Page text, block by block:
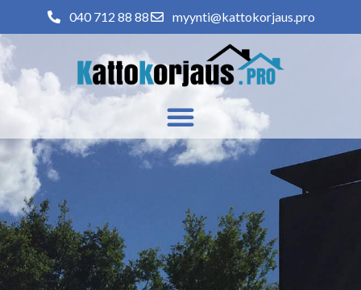
040 712 88 88 myynti@kattokorjaus.pro